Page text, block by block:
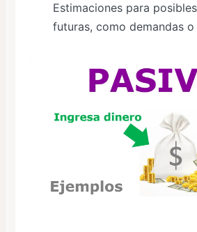
Estimaciones para
futuras, como demandas o